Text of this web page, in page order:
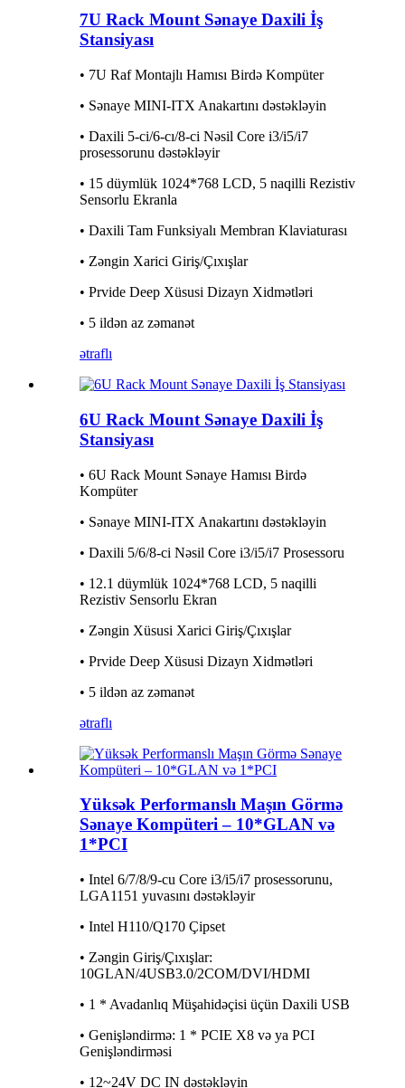
7U Rack Mount Sənaye Daxili İş
Stansiyası
• 7U Raf Montajlı Hamısı Birdə Kompüter
• Sənaye MINI-ITX Anakartını dəstəkləyin
• Daxili 5-ci/6-cı/8-ci Nəsil Core i3/i5/i7
prosessorunu dəstəkləyir
• 15 düymlük 1024*768 LCD, 5 naqilli Rezistiv
Sensorlu Ekranla
• Daxili Tam Funksiyalı Membran Klaviaturası
• Zəngin Xarici Giriş/Çıxışlar
• Prvide Deep Xüsusi Dizayn Xidmətləri
• 5 ildən az zəmanət
ətraflı
6U Rack Mount Sənaye Daxili İş
Stansiyası
• 6U Rack Mount Sənaye Hamısı Birdə
Kompüter
• Sənaye MINI-ITX Anakartını dəstəkləyin
• Daxili 5/6/8-ci Nəsil Core i3/i5/i7 Prosessoru
• 12.1 düymlük 1024*768 LCD, 5 naqilli
Rezistiv Sensorlu Ekran
• Zəngin Xüsusi Xarici Giriş/Çıxışlar
• Prvide Deep Xüsusi Dizayn Xidmətləri
• 5 ildən az zəmanət
ətraflı
Yüksək Performanslı Maşın Görmə
Sənaye Kompüteri – 10*GLAN və
1*PCI
• Intel 6/7/8/9-cu Core i3/i5/i7 prosessorunu,
LGA1151 yuvasını dəstəkləyir
• Intel H110/Q170 Çipset
• Zəngin Giriş/Çıxışlar:
10GLAN/4USB3.0/2COM/DVI/HDMI
• 1 * Avadanlıq Müşahidəçisi üçün Daxili USB
• Genişləndirmə: 1 * PCIE X8 və ya PCI
Genişləndirməsi
• 12~24V DC IN dəstəkləyin